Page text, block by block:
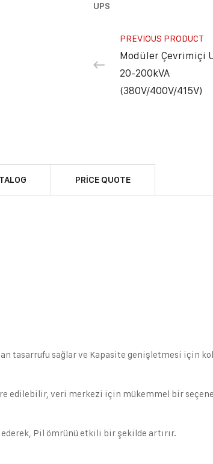
UPS
PREVIOUS PRODUCT
Modüler Çevrimiçi
20-200kVA
(380V/400V/415V)
PRICE QUOTE
tasarrufu sağlar ve Kapasite genişletmesi için
edilebilir, veri merkezi için mükemmel bir
Pil ömrünü etkili bir şekilde artırır.